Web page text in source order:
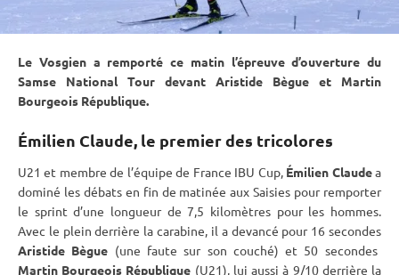
Le Vosgien a remporté ce matin l’épreuve d’ouverture du
Samse National Tour devant Aristide Bègue et Martin
Bourgeois République.
Émilien Claude, le premier des tricolores
U21 et membre de l’équipe de France IBU Cup, Émilien Claudea
dominé les débats en fin de matinée aux Saisies pour remporter
le sprint d’une longueur de 7,5 kilomètres pour les hommes.
Avec le plein derrière lacarabine, il a devancé pour 16 secondes
Aristide Bègue (une faute sur son couché) et 50 secondes
Martin Bourgeois République (U21), lui aussi à 9/10 derrière la